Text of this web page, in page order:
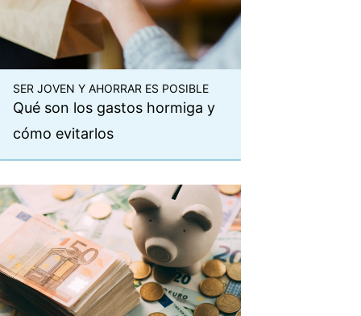
SER JOVEN Y AHORRAR ES POSIBLE
Qué son los gastos hormiga y
cómo evitarlos